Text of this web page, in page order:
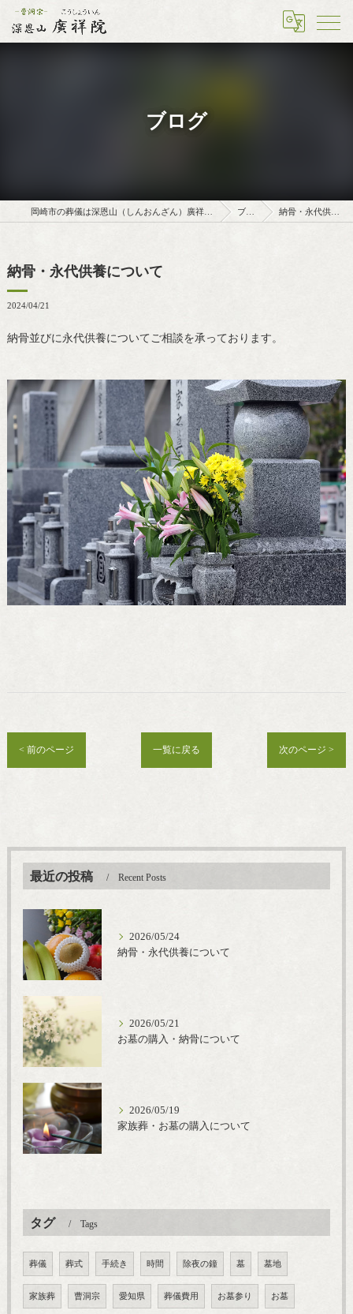
ブログ
岡崎市の葬儀は深恩山（しんおんざん）廣祥院（こうしょういん） ブログ 納骨・永代供養について
納骨・永代供養について
2024/04/21
納骨並びに永代供養についてご相談を承っております。
< 前のページ 一覧に戻る 次のページ >
最近の投稿 Recent Posts
2026/05/24
納骨・永代供養について
2026/05/21
お墓の購入・納骨について
2026/05/19
家族葬・お墓の購入について
タグ Tags
葬儀 葬式 手続き 時間 除夜の鐘 墓 墓地
家族葬 曹洞宗 愛知県 葬儀費用 お墓参り お墓